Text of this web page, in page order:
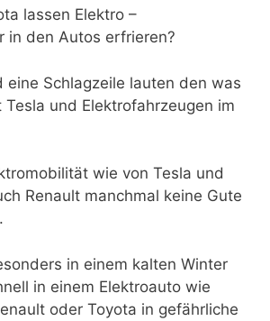
lassen Elektro –
in den Autos erfrieren?
eine Schlagzeile lauten den was
und Elektrofahrzeugen im
wie von Tesla und
Renault manchmal keine Gute
in einem kalten Winter
in einem Elektroauto wie
oder Toyota in gefährliche